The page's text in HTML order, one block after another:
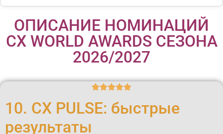
ОПИСАНИЕ НОМИНАЦИЙ
CX WORLD AWARDS СЕЗОНА
2026/2027
10. CX PULSE: быстрые
результаты